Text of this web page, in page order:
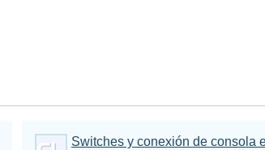
Switches y conexión de consola